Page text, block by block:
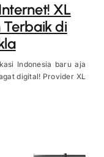
XL
di
Indonesia baru aja
digital! Provider XL